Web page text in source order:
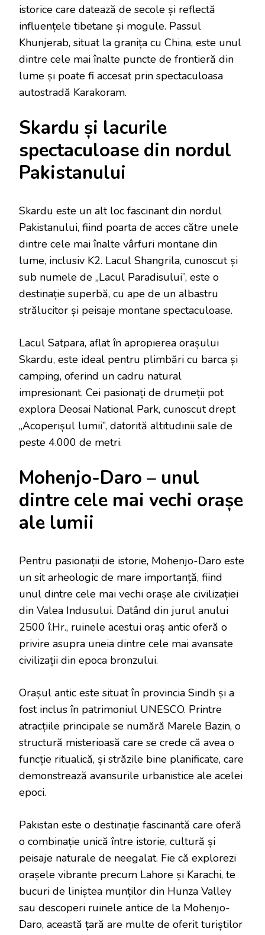
istorice care datează de secole și reflectă
influențele tibetane și mogule. Passul
Khunjerab, situat la granița cu China, este unul
dintre cele mai înalte puncte de frontieră din
lume și poate fi accesat prin spectaculoasa
autostradă Karakoram.
Skardu și lacurile
spectaculoase din nordul
Pakistanului
Skardu este un alt loc fascinant din nordul
Pakistanului, fiind poarta de acces către unele
dintre cele mai înalte vârfuri montane din
lume, inclusiv K2. Lacul Shangrila, cunoscut și
sub numele de „Lacul Paradisului”, este o
destinație superbă, cu ape de un albastru
strălucitor și peisaje montane spectaculoase.
Lacul Satpara, aflat în apropierea orașului
Skardu, este ideal pentru plimbări cu barca și
camping, oferind un cadru natural
impresionant. Cei pasionați de drumeții pot
explora Deosai National Park, cunoscut drept
„Acoperișul lumii”, datorită altitudinii sale de
peste 4.000 de metri.
Mohenjo-Daro – unul
dintre cele mai vechi orașe
ale lumii
Pentru pasionații de istorie, Mohenjo-Daro este
un sit arheologic de mare importanță, fiind
unul dintre cele mai vechi orașe ale civilizației
din Valea Indusului. Datând din jurul anului
2500 î.Hr., ruinele acestui oraș antic oferă o
privire asupra uneia dintre cele mai avansate
civilizații din epoca bronzului.
Orașul antic este situat în provincia Sindh și a
fost inclus în patrimoniul UNESCO. Printre
atracțiile principale se numără Marele Bazin, o
structură misterioasă care se crede că avea o
funcție ritualică, și străzile bine planificate, care
demonstrează avansurile urbanistice ale acelei
epoci.
Pakistan este o destinație fascinantă care oferă
o combinație unică între istorie, cultură și
peisaje naturale de neegalat. Fie că explorezi
orașele vibrante precum Lahore și Karachi, te
bucuri de liniștea munților din Hunza Valley
sau descoperi ruinele antice de la Mohenjo-
Daro, această țară are multe de oferit turiștilor